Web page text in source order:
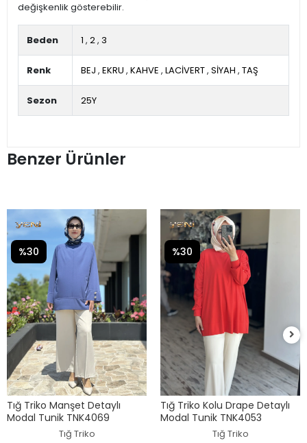
değişkenlik gösterebilir.
Beden 1 , 2, 3
Renk BEJ , EKRU , KAHVE , LACİVERT, SİYAH , TAŞ
Sezon 25Y
Benzer Ürünler
Tığ Triko Manşet Detaylı
Modal Tunik TNK4069
Tığ Triko
%30
Tığ Triko Kolu Drape Detaylı
Modal Tunik TNK4053
Tığ Triko
%30